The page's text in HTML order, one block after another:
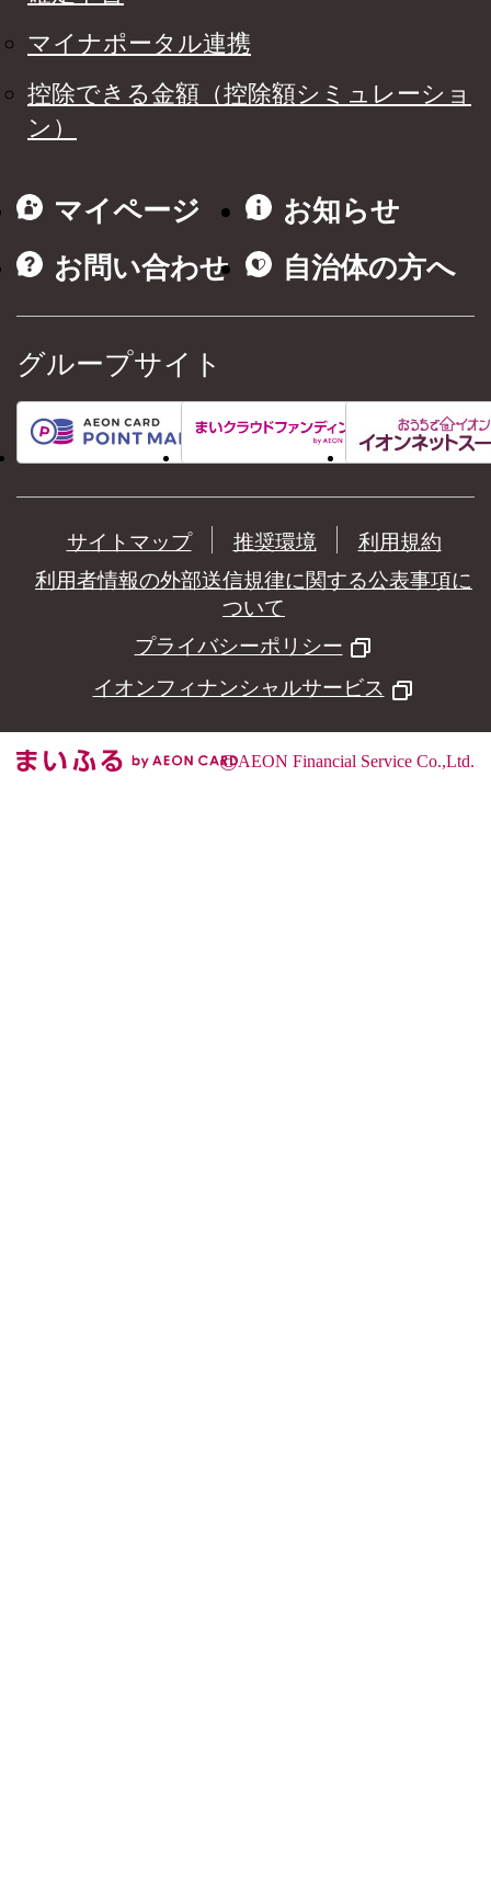
マイナポータル連携
控除できる金額（控除額シミュレーショ
ン）
マイページ
お知らせ
お問い合わせ
自治体の方へ
グループサイト
サイトマップ 推奨環境
利用規約
利用者情報の外部送信規律に関する公表事項に
ついて
プライバシーポリシー
イオンフィナンシャルサービス
©AEON Financial Service Co.,Ltd.